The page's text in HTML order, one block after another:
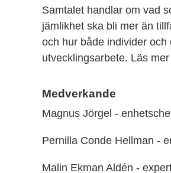
Samtalet handlar om vad
jämlikhet ska bli mer än
och hur både individer
utvecklingsarbete. Läs
Medverkande
Magnus Jörgel -
Pernilla Conde Hellman -
Malin Ekman Aldén -